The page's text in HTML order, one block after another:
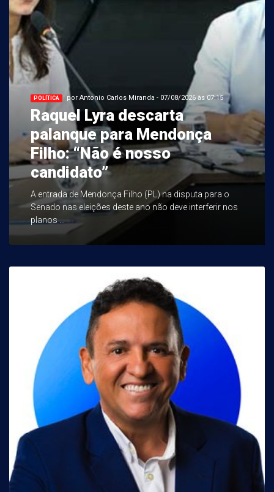
POLÍTICA por Antonio Carlos Miranda - 07/08/2026 às 07:15
Raquel Lyra descarta
palanque para Mendonça
Filho: “Não é nosso
candidato”
A entrada de Mendonça Filho (PL) na disputa para o
Senado nas eleições deste ano não deve interferir nos
planos ...